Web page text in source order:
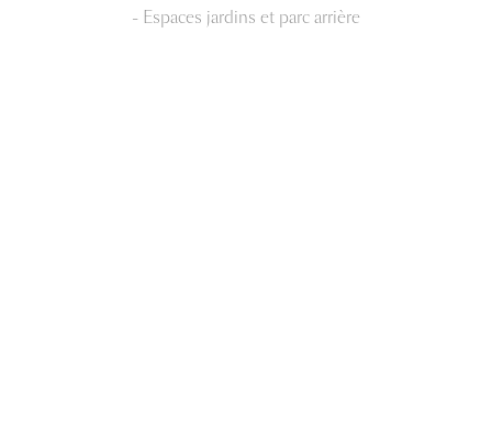
- Espaces jardins et parc arrière